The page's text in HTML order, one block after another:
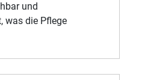
und
was die Pflege